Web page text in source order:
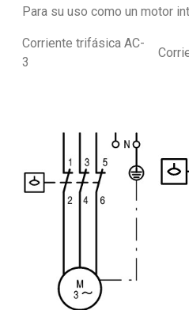
Para su uso como un motor
Corriente trifásica AC-
3